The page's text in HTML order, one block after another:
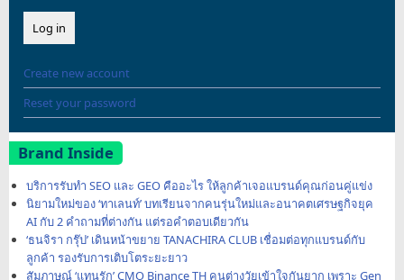
Create new account
Reset your password
Brand Inside
บริการรับทำ SEO และ GEO คืออะไร ให้ลูกค้าเจอแบรนด์คุณก่อนคู่แข่ง
นิยามใหม่ของ ‘ทาเลนท์’ บทเรียนจากคนรุ่นใหม่และอนาคตเศรษฐกิจยุค
AI กับ 2 คำถามที่ต่างกัน แต่รอคำตอบเดียวกัน
‘ธนจิรา กรุ๊ป’ เดินหน้าขยาย TANACHIRA CLUB เชื่อมต่อทุกแบรนด์กับ
ลูกค้า รองรับการเติบโตระยะยาว
สัมภาษณ์ ‘แทนรัก’ CMO Binance TH คนต่างวัยเข้าใจกันยาก เพราะ Gen